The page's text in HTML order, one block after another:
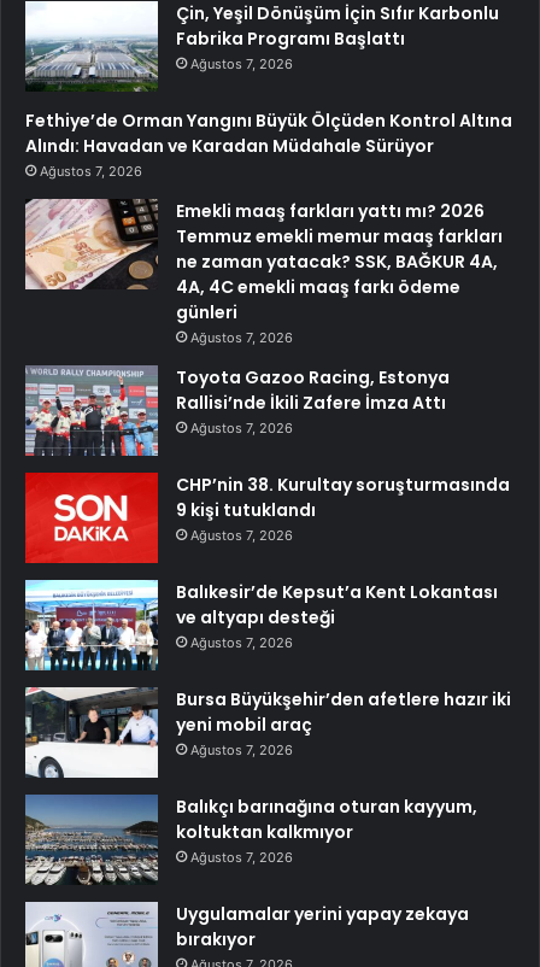
Çin, Yeşil Dönüşüm İçin Sıfır Karbonlu
Fabrika Programı Başlattı
Ağustos 7, 2026
Fethiye’de Orman Yangını Büyük Ölçüden Kontrol Altına
Alındı: Havadan ve Karadan Müdahale Sürüyor
Ağustos 7, 2026
Emekli maaş farkları yattı mı? 2026
Temmuz emekli memur maaş farkları
ne zaman yatacak? SSK, BAĞKUR 4A,
4A, 4C emekli maaş farkı ödeme
günleri
Ağustos 7, 2026
Toyota Gazoo Racing, Estonya
Rallisi’nde İkili Zafere İmza Attı
Ağustos 7, 2026
CHP’nin 38. Kurultay soruşturmasında
9 kişi tutuklandı
Ağustos 7, 2026
Balıkesir’de Kepsut’a Kent Lokantası
ve altyapı desteği
Ağustos 7, 2026
Bursa Büyükşehir’den afetlere hazır iki
yeni mobil araç
Ağustos 7, 2026
Balıkçı barınağına oturan kayyum,
koltuktan kalkmıyor
Ağustos 7, 2026
Uygulamalar yerini yapay zekaya
bırakıyor